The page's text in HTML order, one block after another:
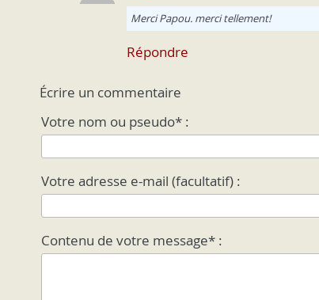
Merci Papou. merci tellement!
Répondre
Écrire un commentaire
Votre nom ou pseudo* :
Votre adresse e-mail (facultatif) :
Contenu de votre message* :